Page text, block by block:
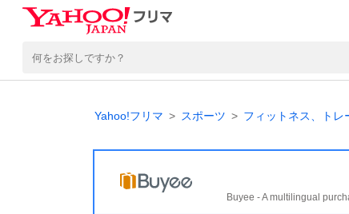
Yahoo!フリマ スポーツ フィットネス、トレ
Buyee - A multilingual